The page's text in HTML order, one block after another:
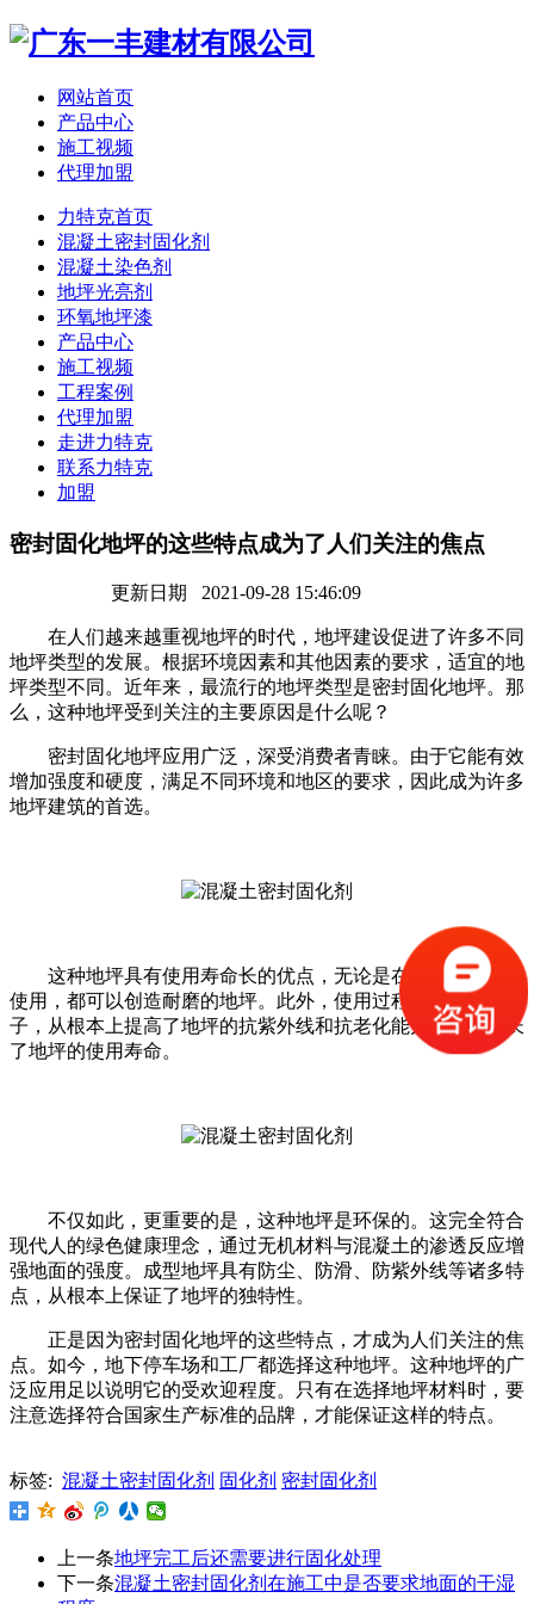
网站首页
产品中心
施工视频
代理加盟
力特克首页
混凝土密封固化剂
混凝土染色剂
地坪光亮剂
环氧地坪漆
产品中心
施工视频
工程案例
代理加盟
走进力特克
联系力特克
加盟
密封固化地坪的这些特点成为了人们关注的焦点
更新日期 2021-09-28 15:46:09
在人们越来越重视地坪的时代，地坪建设促进了许多不同
地坪类型的发展。根据环境因素和其他因素的要求，适宜的地
坪类型不同。近年来，最流行的地坪类型是密封固化地坪。那
么，这种地坪受到关注的主要原因是什么呢？
密封固化地坪应用广泛，深受消费者青睐。由于它能有效
增加强度和硬度，满足不同环境和地区的要求，因此成为许多
地坪建筑的首选。
这种地坪具有使用寿命长的优点，无论是在工厂还是仓库
使用，都可以创造耐磨的地坪。此外，使用过程中不会出现沙
子，从根本上提高了地坪的抗紫外线和抗老化能力，有效延长
了地坪的使用寿命。
不仅如此，更重要的是，这种地坪是环保的。这完全符合
现代人的绿色健康理念，通过无机材料与混凝土的渗透反应增
强地面的强度。成型地坪具有防尘、防滑、防紫外线等诸多特
点，从根本上保证了地坪的独特性。
正是因为密封固化地坪的这些特点，才成为人们关注的焦
点。如今，地下停车场和工厂都选择这种地坪。这种地坪的广
泛应用足以说明它的受欢迎程度。只有在选择地坪材料时，要
注意选择符合国家生产标准的品牌，才能保证这样的特点。
标签: 混凝土密封固化剂 固化剂 密封固化剂
上一条地坪完工后还需要进行固化处理
下一条混凝土密封固化剂在施工中是否要求地面的干湿